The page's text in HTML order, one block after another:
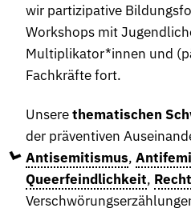
wir partizipative
Workshops mit
Multiplikator*innen und
Fachkräfte fort.
Unserethematischen
der präventiven
Antisemitismus,
Queerfeindlichkeit,